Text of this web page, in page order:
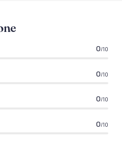
0/10
0/10
0/10
0/10